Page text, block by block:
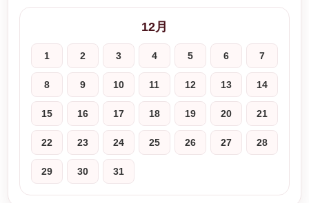
12月
1 2 3 4 5 6 7
8 9 10 11 12 13 14
15 16 17 18 19 20 21
22 23 24 25 26 27 28
29 30 31